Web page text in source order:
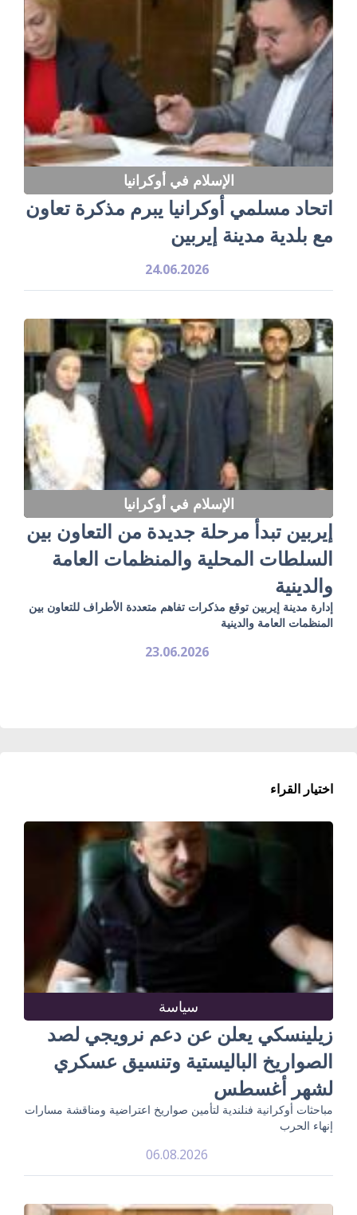
الإسلام في أوكرانيا
اتحاد مسلمي أوكرانيا يبرم مذكرة تعاون
مع بلدية مدينة إيربين
24.06.2026
الإسلام في أوكرانيا
إيربين تبدأ مرحلة جديدة من التعاون بين
السلطات المحلية والمنظمات العامة
والدينية
إدارة مدينة إيربين توقع مذكرات تفاهم متعددة الأطراف للتعاون بين
المنظمات العامة والدينية
23.06.2026
اختيار القراء
سياسة
زيلينسكي يعلن عن دعم نرويجي لصد
الصواريخ الباليستية وتنسيق عسكري
لشهر أغسطس
مباحثات أوكرانية فنلندية لتأمين صواريخ اعتراضية ومناقشة مسارات
إنهاء الحرب
06.08.2026